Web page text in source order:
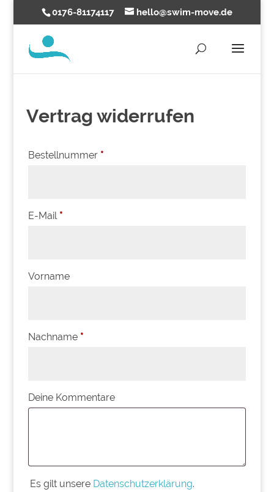
0176-81174117 hello@swim-move.de
Vertrag widerrufen
Bestellnummer *erforderlich
E-Mail *erforderlich
Vorname
Nachname *erforderlich
Page URI *erforderlich
Deine Kommentare
Es gilt unsere Datenschutzerklärung.